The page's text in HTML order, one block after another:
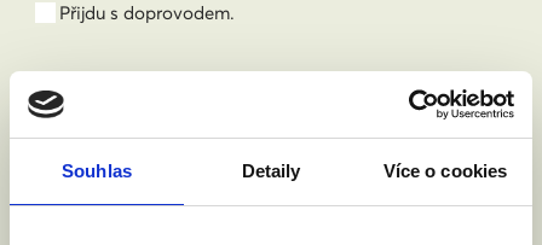
Souhlas Detaily Více o cookies
Přijdu s doprovodem.
Souhlasím se zpracováním osobních údajů podle
zákona č. 101/2000 Sb.Přečíst